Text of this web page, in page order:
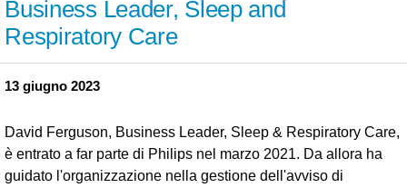
Business Leader, Sleep and
Respiratory Care
13 giugno 2023
David Ferguson, Business Leader, Sleep & Respiratory Care,
è entrato a far parte di Philips nel marzo 2021. Da allora ha
guidato l'organizzazione nella gestione dell'avviso di